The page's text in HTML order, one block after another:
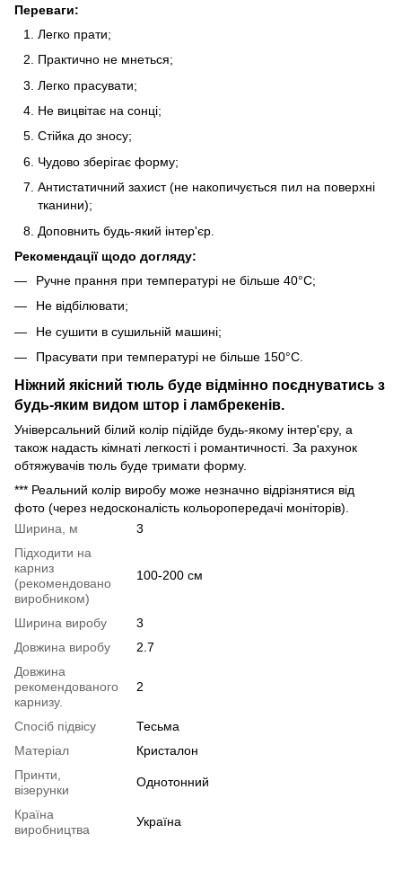
Переваги:
Легко прати;
Практично не мнеться;
Легко прасувати;
Не вицвітає на сонці;
Стійка до зносу;
Чудово зберігає форму;
Антистатичний захист (не накопичується пил на поверхні
тканини);
Доповнить будь-який інтер'єр.
Рекомендації щодо догляду:
Ручне прання при температурі не більше 40°C;
Не відбілювати;
Не сушити в сушильній машині;
Прасувати при температурі не більше 150°C.
Ніжний якісний тюль буде відмінно поєднуватись з
будь-яким видом штор і ламбрекенів.
Універсальний білий колір підійде будь-якому інтер'єру, а
також надасть кімнаті легкості і романтичності. За рахунок
обтяжувачів тюль буде тримати форму.
*** Реальний колір виробу може незначно відрізнятися від
фото (через недосконалість кольоропередачі моніторів).
Ширина, м
3
Підходити на
карниз
(рекомендовано
виробником)
100-200 см
Ширина виробу
3
Довжина виробу
2.7
Довжина
рекомендованого
карнизу.
2
Спосіб підвісу
Тесьма
Матеріал
Кристалон
Принти,
візерунки
Однотонний
Країна
виробництва
Україна